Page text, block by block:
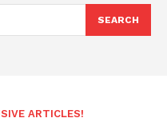
SEARCH
ARTICLES!